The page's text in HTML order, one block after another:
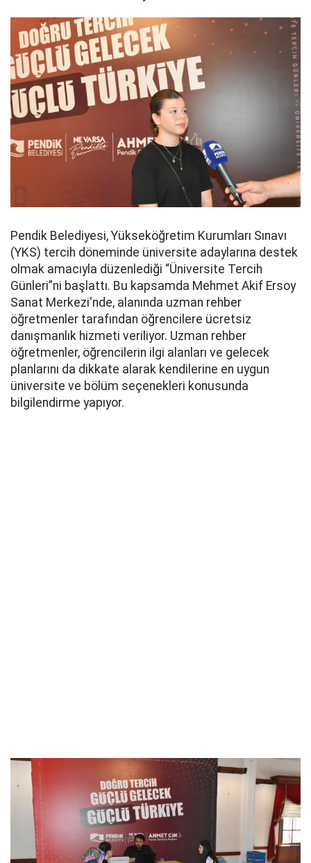
Pendik Belediyesi, Yükseköğretim Kurumları Sınavı
(YKS) tercih döneminde üniversite adaylarına destek
olmak amacıyla düzenlediği “Üniversite Tercih
Günleri”ni başlattı. Bu kapsamda Mehmet Akif Ersoy
Sanat Merkezi'nde, alanında uzman rehber
öğretmenler tarafından öğrencilere ücretsiz
danışmanlık hizmeti veriliyor. Uzman rehber
öğretmenler, öğrencilerin ilgi alanları ve gelecek
planlarını da dikkate alarak kendilerine en uygun
üniversite ve bölüm seçenekleri konusunda
bilgilendirme yapıyor.